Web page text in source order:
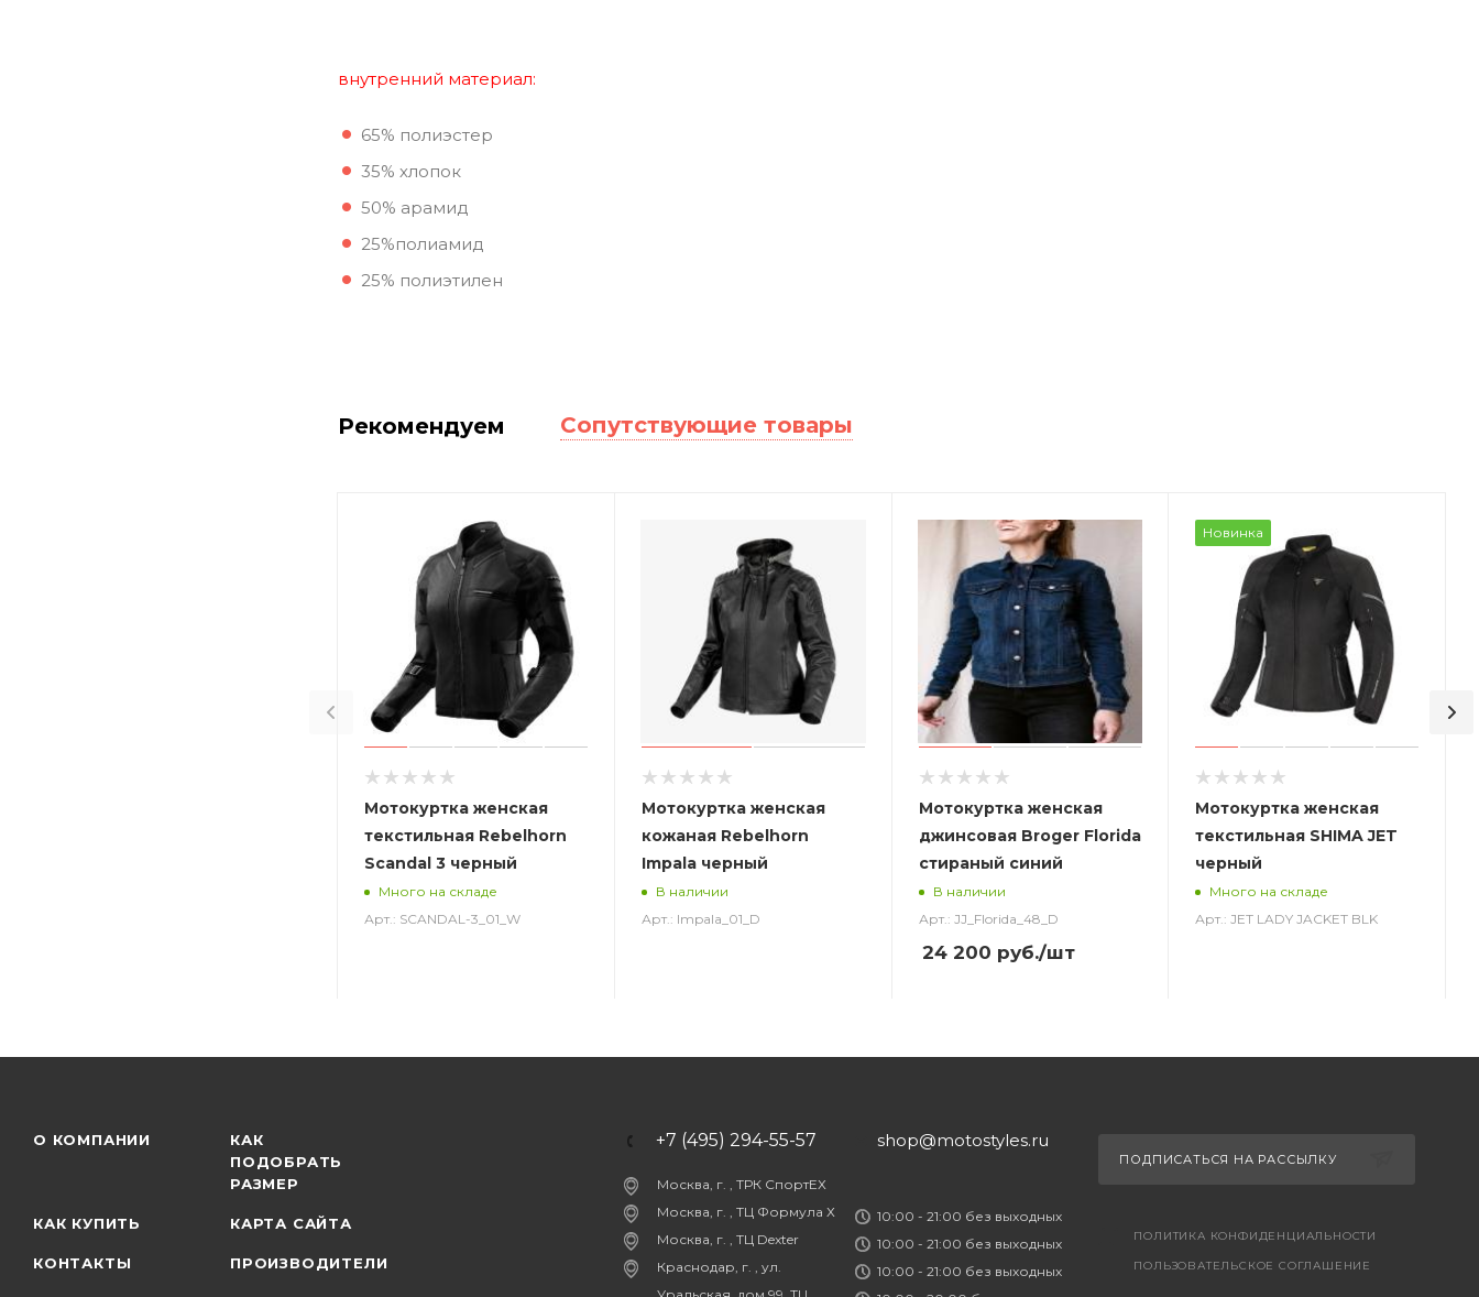
внутренний материал:
65% полиэстер
35% хлопок
50% арамид
25%полиамид
25% полиэтилен
Рекомендуем Сопутствующие товары
Мотокуртка женская
текстильная Rebelhorn
Scandal 3 черный
Много на складе
Арт.: SCANDAL-3_01_W
Мотокуртка женская
кожаная Rebelhorn
Impala черный
В наличии
Арт.: Impala_01_D
Мотокуртка женская
джинсовая Broger Florida
стираный синий
В наличии
Арт.: JJ_Florida_48_D
24 200 руб./шт
Новинка
Мотокуртка женская
текстильная SHIMA JET
черный
Много на складе
Арт.: JET LADY JACKET BLK
О КОМПАНИИ
КАК
ПОДОБРАТЬ
РАЗМЕР
КАК КУПИТЬ КАРТА САЙТА
КОНТАКТЫ ПРОИЗВОДИТЕЛИ
+7 (495) 294-55-57
Москва, г. , ТРК СпортЕХ
Москва, г. , ТЦ Формула Х
Москва, г. , ТЦ Dexter
Краснодар, г. , ул.
shop@motostyles.ru
10:00 - 21:00 без выходных
10:00 - 21:00 без выходных
10:00 - 21:00 без выходных
ПОДПИСАТЬСЯ НА РАССЫЛКУ
ПОЛИТИКА КОНФИДЕНЦИАЛЬНОСТИ
ПОЛЬЗОВАТЕЛЬСКОЕ СОГЛАШЕНИЕ